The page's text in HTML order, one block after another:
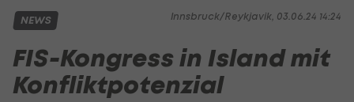
Innsbruck/Reykjavik, 03.06.24 14:24
NEWS
FIS-Kongress in Island mit
Konfliktpotenzial